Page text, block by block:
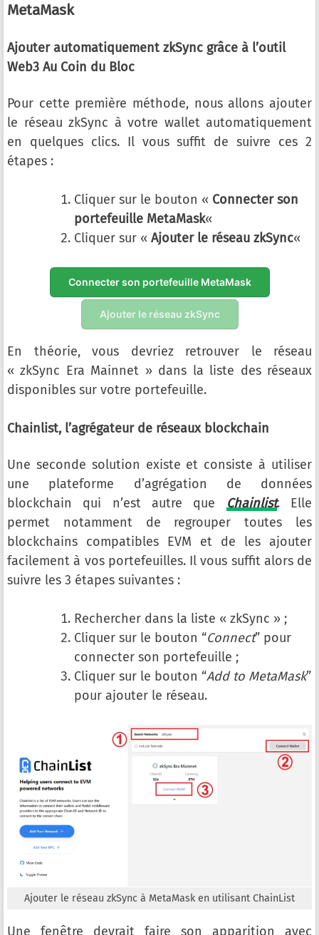
MetaMask
Ajouter automatiquement zkSync grâce à l’outil
Web3 Au Coin du Bloc
Pour cette première méthode, nous allons ajouter
le réseau zkSync à votre wallet automatiquement
en quelques clics. Il vous suffit de suivre ces 2
étapes :
Cliquer sur le bouton « Connecter son
portefeuille MetaMask«
Cliquer sur « Ajouter le réseau zkSync«
Connecter son portefeuille MetaMask
Ajouter le réseau zkSync
En théorie, vous devriez retrouver le réseau
« zkSync Era Mainnet » dans la liste des réseaux
disponibles sur votre portefeuille.
Chainlist, l’agrégateur de réseaux blockchain
Une seconde solution existe et consiste à utiliser
une plateforme d’agrégation de données
blockchain qui n’est autre que
Chainlist. Elle
permet notamment de regrouper toutes les
blockchains compatibles EVM et de les ajouter
facilement à vos portefeuilles. Il vous suffit alors de
suivre les 3 étapes suivantes :
Rechercher dans la liste « zkSync » ;
Cliquer sur le bouton “Connect” pour
connecter son portefeuille ;
Cliquer sur le bouton “Add to MetaMask”
pour ajouter le réseau.
Ajouter le réseau zkSync à MetaMask en utilisant ChainList
Une fenêtre devrait faire son apparition avec